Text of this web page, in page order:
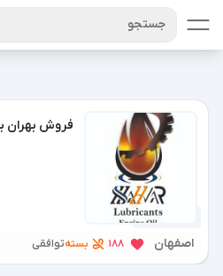
جستجو
فروش بهران بردبار 150 : پیشگام در صنعت
اصفهان 188 بستهتوافقی